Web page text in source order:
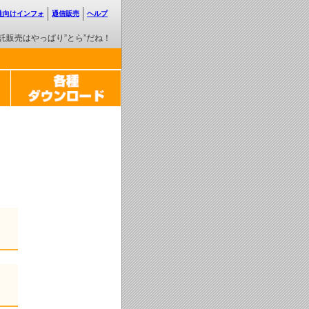
販売はやっぱり”とら”だね！
向けインフォ 通信販売 ヘルプ